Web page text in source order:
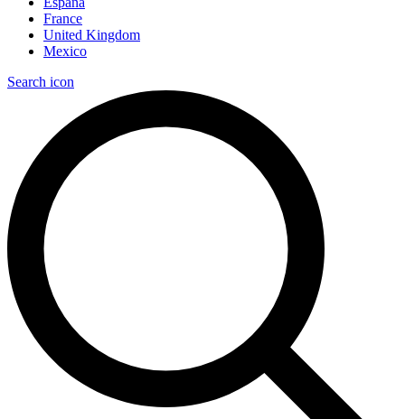
France
United Kingdom
Mexico
Search icon